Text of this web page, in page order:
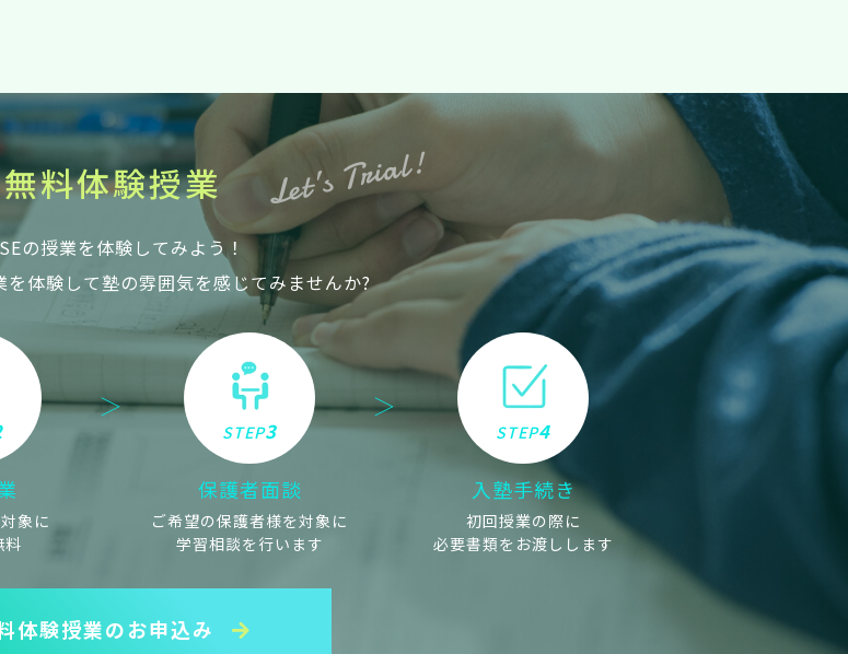
無料体験授業 Let’s Trial!
の授業を体験してみよう！
を体験して塾の雰囲気を感じてみませんか?
象に
料
STEP3
保護者面談
ご希望の保護者様を対象に
学習相談を行います
STEP4
入塾手続き
初回授業の際に
必要書類をお渡しします
体験授業のお申込み